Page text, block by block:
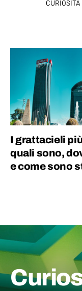
CURIOSITÀ
I grattacieli
quali sono,
e come sono